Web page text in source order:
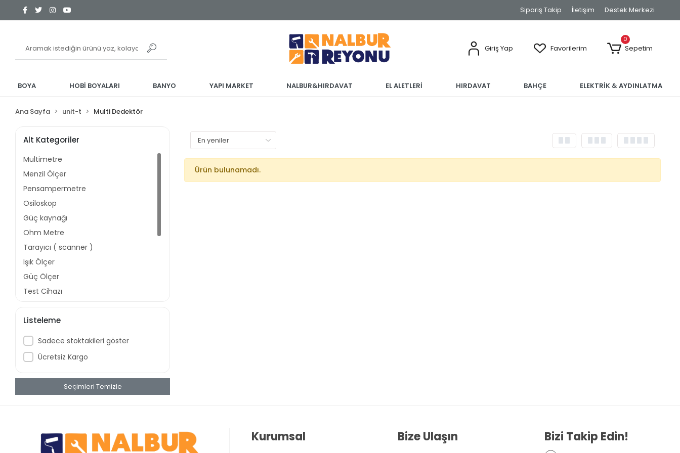
Sipariş Takip İletişim Destek Merkezi
Giriş Yap Favorilerim
0
Sepetim
BOYA HOBİ BOYALARI BANYO YAPI MARKET NALBUR&HIRDAVAT EL ALETLERİ HIRDAVAT BAHÇE ELEKTRİK & AYDINLATMA
Ana Sayfa unit-t Multi Dedektör
Alt Kategoriler
Multimetre
Menzil Ölçer
Pensampermetre
Osiloskop
Güç kaynağı
Ohm Metre
Tarayıcı ( scanner )
Işık Ölçer
Güç Ölçer
Test Cihazı
Ölçüm Aletleri
Lazer Termometre
Multi Dedektör
Voltaj Dedektörü
Mervesan
Listeleme
Sadece stoktakileri göster
Ücretsiz Kargo
Seçimleri Temizle
Ürün bulunamadı.
Kurumsal Bize Ulaşın Bizi Takip Edin!